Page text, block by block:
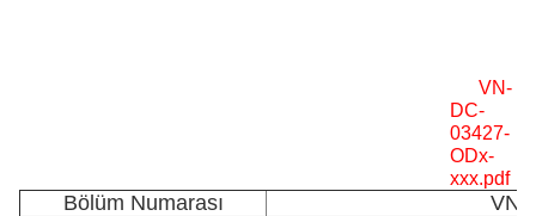
VN-
DC-
03427-
ODx-
xxx.pdf
Bölüm Numarası
VN-